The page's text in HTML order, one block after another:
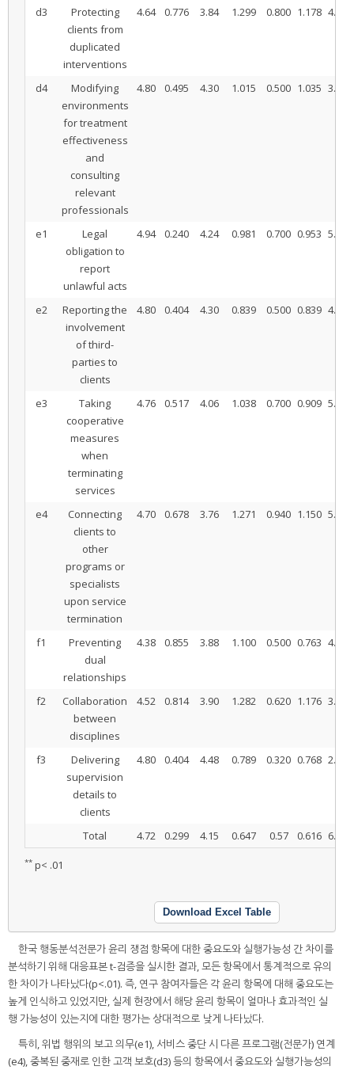
d3
Protecting
clients from
duplicated
interventions
4.64 0.776 3.84 1.299 0.800 1.178
d4
Modifying
environments
for treatment
effectiveness
and
consulting
relevant
professionals
4.80 0.495 4.30 1.015 0.500 1.035
e1
Legal
obligation to
report
unlawful acts
4.94 0.240 4.24 0.981 0.700 0.953
e2
Reporting the
involvement
of third-
parties to
clients
4.80 0.404 4.30 0.839 0.500 0.839
e3
Taking
cooperative
measures
when
terminating
services
4.76 0.517 4.06 1.038 0.700 0.909
e4
Connecting
clients to
other
programs or
specialists
upon service
termination
4.70 0.678 3.76 1.271 0.940 1.150
f1
Preventing
dual
relationships
4.38 0.855 3.88 1.100 0.500 0.763
f2
Collaboration
between
disciplines
4.52 0.814 3.90 1.282 0.620 1.176
f3
Delivering
supervision
details to
clients
4.80 0.404 4.48 0.789 0.320 0.768
Total 4.72 0.299 4.15 0.647 0.57 0.616
** p< .01
Download Excel Table
한국 행동분석전문가 윤리 쟁점 항목에 대한 중요도와 실행가능성 간 차이를
분석하기 위해 대응표본 t-검증을 실시한 결과, 모든 항목에서 통계적으로 유의
한 차이가 나타났다(p<.01). 즉, 연구 참여자들은 각 윤리 항목에 대해 중요도는
높게 인식하고 있었지만, 실제 현장에서 해당 윤리 항목이 얼마나 효과적인 실
행 가능성이 있는지에 대한 평가는 상대적으로 낮게 나타났다.
특히, 위법 행위의 보고 의무(e1), 서비스 중단 시 다른 프로그램(전문가) 연계
(e4), 중복된 중재로 인한 고객 보호(d3) 등의 항목에서 중요도와 실행가능성의